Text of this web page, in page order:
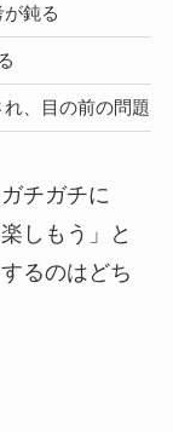
鈍る
れ、目の前の問題
チガチに
しもう」と
るのはどち